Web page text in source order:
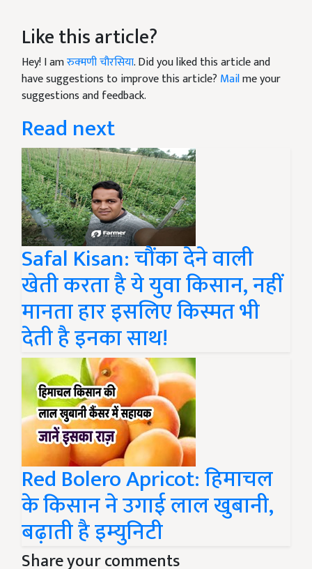
Like this article?
Hey! I amरुक्मणी चौरसिया. Did you liked this article and
have suggestions to improve this article? Mailme your
suggestions and feedback.
Read next
Safal Kisan: चौंका देने वाली
खेती करता है ये युवा किसान, नहीं
मानता हार इसलिए किस्मत भी
देती है इनका साथ!
Red Bolero Apricot: हिमाचल
के किसान ने उगाई लाल खुबानी,
बढ़ाती है इम्युनिटी
Share your comments